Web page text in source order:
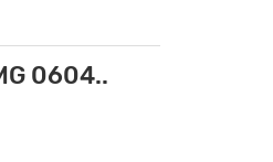
0604..